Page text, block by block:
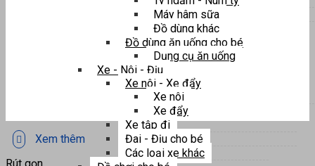
Máy hâm sữa
Đồ dùng khác
Đồ dùng ăn uống cho bé
Dụng cụ ăn uống
Xe - Nôi - Địu
Xe nôi - Xe đẩy
Xe nôi
Xe đẩy
Xe tập đi
Đai - Địu cho bé
Các loại xe khác
Xem thêm